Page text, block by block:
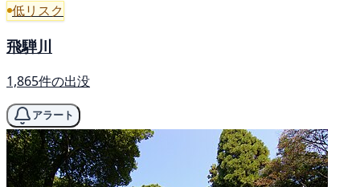
低リスク
飛騨川
1,865件の出没
アラート